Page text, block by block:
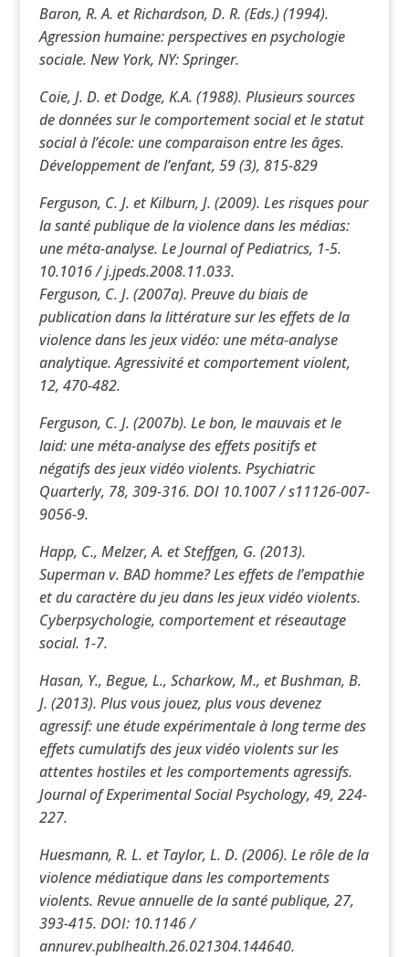
Baron, R. A. et Richardson, D. R. (Eds.) (1994).
Agression humaine: perspectives en psychologie
sociale. New York, NY: Springer.
Coie, J. D. et Dodge, K.A. (1988). Plusieurs sources
de données sur le comportement social et le statut
social à l’école: une comparaison entre les âges.
Développement de l’enfant, 59 (3), 815-829
Ferguson, C. J. et Kilburn, J. (2009). Les risques pour
la santé publique de la violence dans les médias:
une méta-analyse. Le Journal of Pediatrics, 1-5.
10.1016 / j.jpeds.2008.11.033.
Ferguson, C. J. (2007a). Preuve du biais de
publication dans la littérature sur les effets de la
violence dans les jeux vidéo: une méta-analyse
analytique. Agressivité et comportement violent,
12, 470-482.
Ferguson, C. J. (2007b). Le bon, le mauvais et le
laid: une méta-analyse des effets positifs et
négatifs des jeux vidéo violents. Psychiatric
Quarterly, 78, 309-316. DOI 10.1007 / s11126-007-
9056-9.
Happ, C., Melzer, A. et Steffgen, G. (2013).
Superman v. BAD homme? Les effets de l’empathie
et du caractère du jeu dans les jeux vidéo violents.
Cyberpsychologie, comportement et réseautage
social. 1-7.
Hasan, Y., Begue, L., Scharkow, M., et Bushman, B.
J. (2013). Plus vous jouez, plus vous devenez
agressif: une étude expérimentale à long terme des
effets cumulatifs des jeux vidéo violents sur les
attentes hostiles et les comportements agressifs.
Journal of Experimental Social Psychology, 49, 224-
227.
Huesmann, R. L. et Taylor, L. D. (2006). Le rôle de la
violence médiatique dans les comportements
violents. Revue annuelle de la santé publique, 27,
393-415. DOI: 10.1146 /
annurev.publhealth.26.021304.144640.